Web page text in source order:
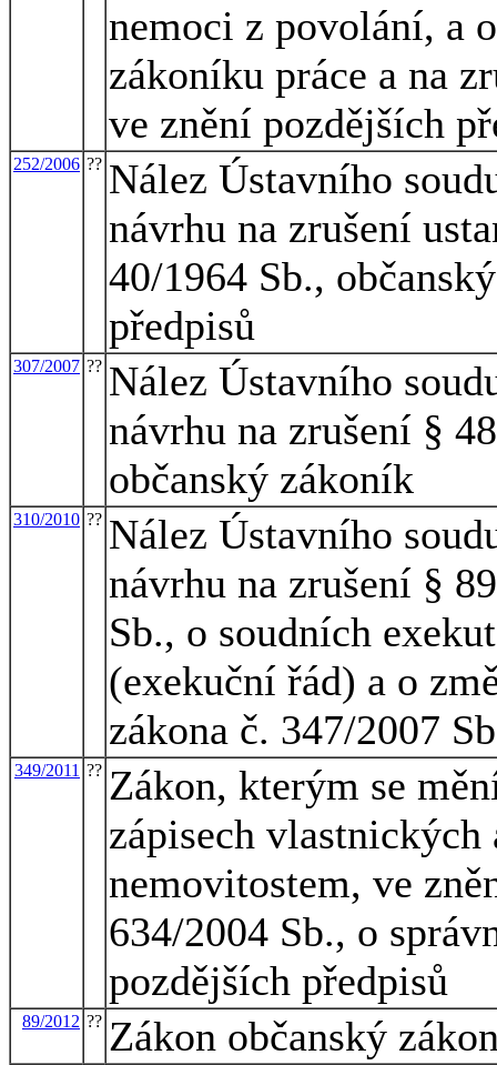
nemoci z povolání, a
zákoníku práce a na
ve znění pozdějších
252/2006 ?? Nález Ústavního
návrhu na zrušení
40/1964 Sb.,
předpisů
307/2007 ?? Nález Ústavního
návrhu na zrušení §
občanský zákoník
310/2010 ?? Nález Ústavního
návrhu na zrušení §
Sb., o soudních
(exekuční řád) a o
zákona č. 347/2007
349/2011 ?? Zákon, kterým se
zápisech
nemovitostem, ve
634/2004 Sb., o
pozdějších předpisů
89/2012 ?? Zákon občanský